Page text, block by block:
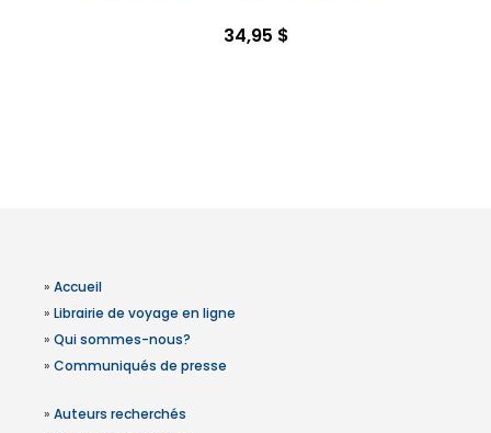
34,95 $
» Accueil
» Librairie de voyage en ligne
» Qui sommes-nous?
» Communiqués de presse
» Auteurs recherchés